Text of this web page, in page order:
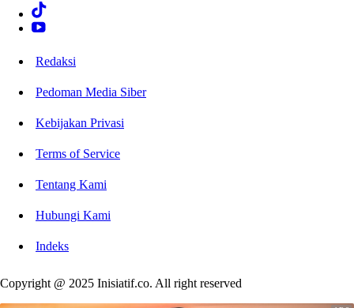
Redaksi
Pedoman Media Siber
Kebijakan Privasi
Terms of Service
Tentang Kami
Hubungi Kami
Indeks
Copyright @ 2025 Inisiatif.co. All right reserved